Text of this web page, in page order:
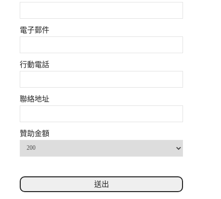
電子郵件
行動電話
聯絡地址
贊助金額
送出